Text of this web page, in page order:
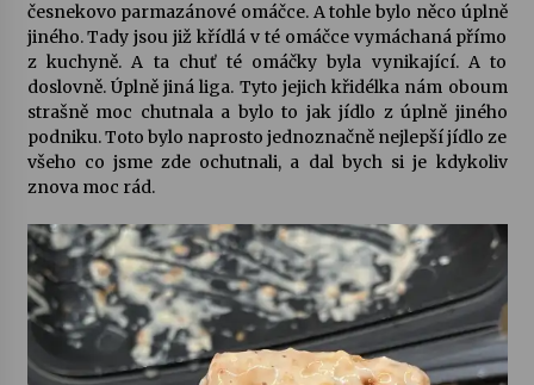
česnekovo parmazánové omáčce. A tohle bylo něco úplně
jiného. Tady jsou již křídlá v té omáčce vymáchaná přímo
z kuchyně. A ta chuť té omáčky byla vynikající. A to
doslovně. Úplně jiná liga. Tyto jejich křidélka nám oboum
strašně moc chutnala a bylo to jak jídlo z úplně jiného
podniku. Toto bylo naprosto jednoznačně nejlepší jídlo ze
všeho co jsme zde ochutnali, a dal bych si je kdykoliv
znova moc rád.